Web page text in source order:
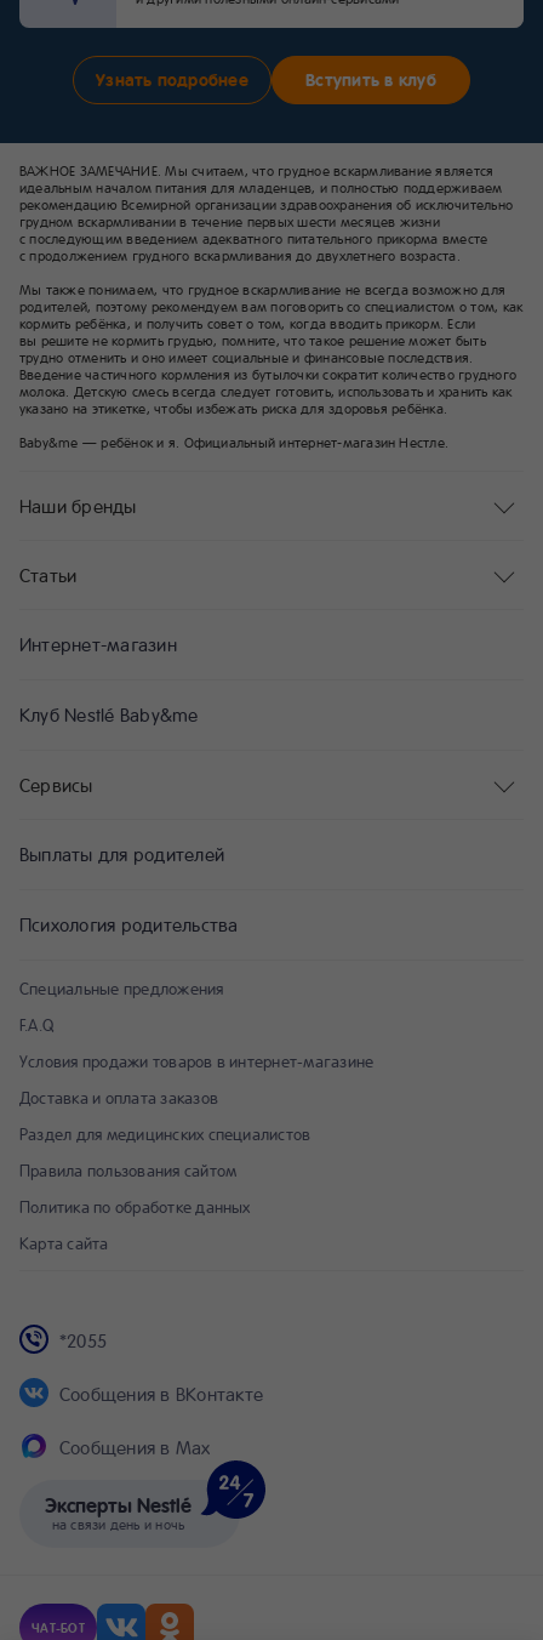
Узнать подробнее Вступить в клуб
ВАЖНОЕ ЗАМЕЧАНИЕ. Мы считаем, что грудное вскармливание является
идеальным началом питания для младенцев, и полностью поддерживаем
рекомендацию Всемирной организации здравоохранения об исключительно
грудном вскармливании в течение первых шести месяцев жизни
с последующим введением адекватного питательного прикорма вместе
с продолжением грудного вскармливания до двухлетнего возраста.
Мы также понимаем, что грудное вскармливание не всегда возможно для
родителей, поэтому рекомендуем вам поговорить со специалистом о том, как
кормить ребёнка, и получить совет о том, когда вводить прикорм. Если
вы решите не кормить грудью, помните, что такое решение может быть
трудно отменить и оно имеет социальные и финансовые последствия.
Введение частичного кормления из бутылочки сократит количество грудного
молока. Детскую смесь всегда следует готовить, использовать и хранить как
указано на этикетке, чтобы избежать риска для здоровья ребёнка.
Baby&me — ребёнок и я. Официальный интернет-магазин Нестле.
Наши бренды
Статьи
Специальные предложения
F.A.Q
Условия продажи товаров в интернет-магазине
Доставка и оплата заказов
Раздел для медицинских специалистов
Правила пользования сайтом
Политика по обработке данных
Карта сайта
Эксперты Nestlé
на связи день и ночь
*2055
Сообщения в ВКонтакте
Сообщения в Max
Интернет-магазин
Клуб Nestlé Baby&me
Сервисы
Выплаты для родителей
Психология родительства
ЧАТ-БОТ